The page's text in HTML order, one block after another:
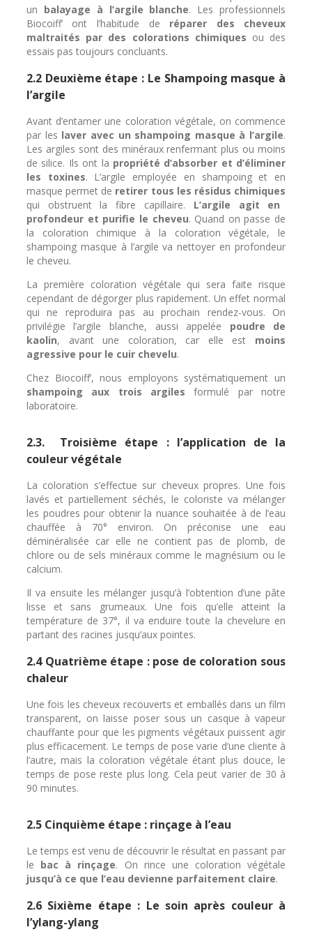
un balayage à l’argile blanche. Les professionnels
Biocoiff’ ont l’habitude de réparer des cheveux
maltraités par des colorations chimiques ou des
essais pas toujours concluants.
2.2 Deuxième étape : Le Shampoing masque à
l’argile
Avant d’entamer une coloration végétale, on commence
par les laver avec un shampoing masque à l’argile.
Les argiles sont des minéraux renfermant plus ou moins
de silice. Ils ont la propriété d’absorber et d’éliminer
les toxines. L’argile employée en shampoing et en
masque permet de retirer tous les résidus chimiques
qui obstruent la fibre capillaire. L’argile agit en
profondeur et purifie le cheveu. Quand on passe de
la coloration chimique à la coloration végétale, le
shampoing masque à l’argile va nettoyer en profondeur
le cheveu.
La première coloration végétale qui sera faite risque
cependant de dégorger plus rapidement. Un effet normal
qui ne reproduira pas au prochain rendez-vous. On
privilégie l’argile blanche, aussi appelée poudre de
kaolin, avant une coloration, car elle est moins
agressive pour le cuir chevelu.
Chez Biocoiff’, nous employons systématiquement un
shampoing aux trois argiles formulé par notre
laboratoire.
2.3. Troisième étape : l’application de la
couleur végétale
La coloration s’effectue sur cheveux propres. Une fois
lavés et partiellement séchés, le coloriste va mélanger
les poudres pour obtenir la nuance souhaitée à de l’eau
chauffée à 70° environ. On préconise une eau
déminéralisée car elle ne contient pas de plomb, de
chlore ou de sels minéraux comme le magnésium ou le
calcium.
Il va ensuite les mélanger jusqu’à l’obtention d’une pâte
lisse et sans grumeaux. Une fois qu’elle atteint la
température de 37°, il va enduire toute la chevelure en
partant des racines jusqu’aux pointes.
2.4 Quatrième étape : pose de coloration sous
chaleur
Une fois les cheveux recouverts et emballés dans un film
transparent, on laisse poser sous un casque à vapeur
chauffante pour que les pigments végétaux puissent agir
plus efficacement. Le temps de pose varie d’une cliente à
l’autre, mais la coloration végétale étant plus douce, le
temps de pose reste plus long. Cela peut varier de 30 à
90 minutes.
2.5 Cinquième étape : rinçage à l’eau
Le temps est venu de découvrir le résultat en passant par
le bac à rinçage. On rince une coloration végétale
jusqu’à ce que l’eau devienne parfaitement claire.
2.6 Sixième étape : Le soin après couleur à
l’ylang-ylang